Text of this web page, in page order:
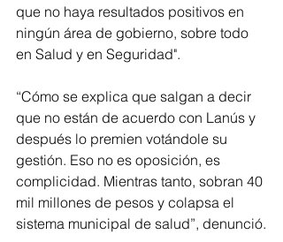
que no haya resultados positivos en
ningún área de gobierno, sobre todo
en Salud y en Seguridad".
“Cómo se explica que salgan a decir
que no están de acuerdo con Lanús y
después lo premien votándole su
gestión. Eso no es oposición, es
complicidad. Mientras tanto, sobran 40
mil millones de pesos y colapsa el
sistema municipal de salud”, denunció.